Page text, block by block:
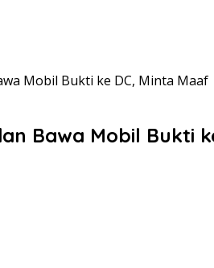
Mobil Bukti ke DC, Minta Maaf
Bawa Mobil Bukti